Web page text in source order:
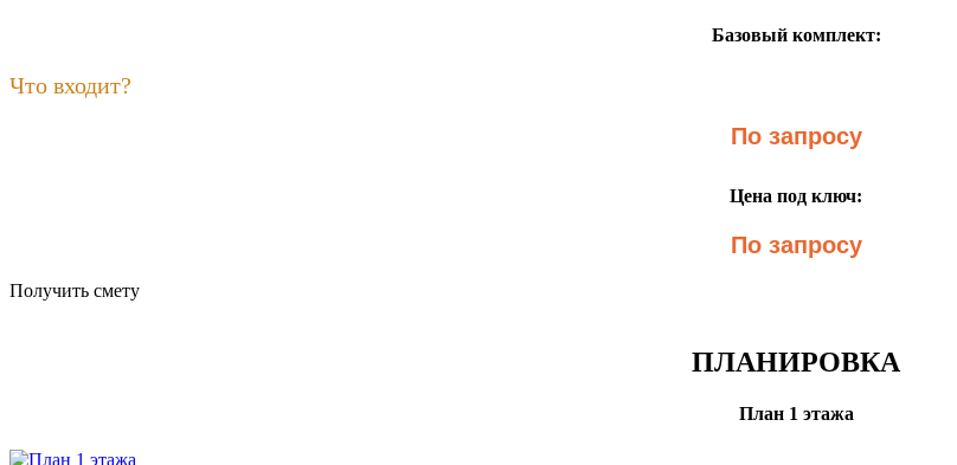
Базовый комплект:
Что входит?
По запросу
Цена под ключ:
По запросу
Получить смету
ПЛАНИРОВКА
План 1 этажа